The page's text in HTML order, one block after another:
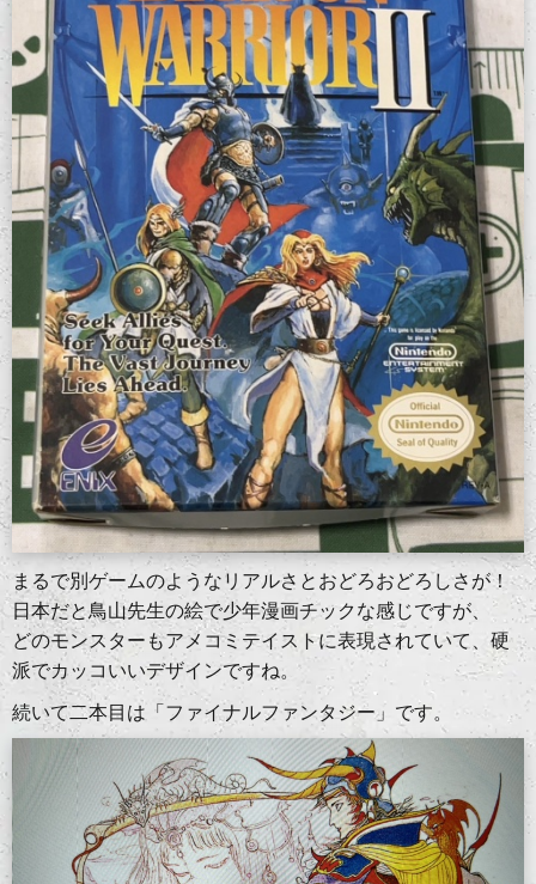
まるで別ゲームのようなリアルさとおどろおどろしさが！
日本だと鳥山先生の絵で少年漫画チックな感じですが、
どのモンスターもアメコミテイストに表現されていて、硬
派でカッコいいデザインですね。
続いて二本目は「ファイナルファンタジー」です。